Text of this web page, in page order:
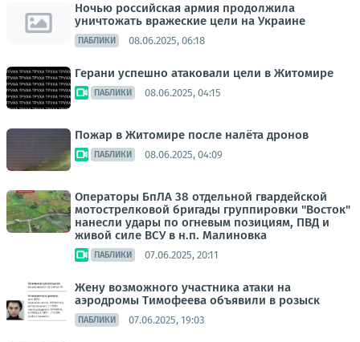
Ночью российская армия продолжила
уничтожать вражеские цели на Украине
ПАБЛИКИ 08.06.2025, 06:18
Герани успешно атаковали цели в Житомире
ПАБЛИКИ 08.06.2025, 04:15
Пожар в Житомире после налёта дронов
ПАБЛИКИ 08.06.2025, 04:09
Операторы БпЛА 38 отдельной гвардейской
мотострелковой бригады группировки "Восток"
нанесли удары по огневым позициям, ПВД и
живой силе ВСУ в н.п. Малиновка
ПАБЛИКИ 07.06.2025, 20:11
Жену возможного участника атаки на
аэродромы Тимофеева объявили в розыск
ПАБЛИКИ 07.06.2025, 19:03